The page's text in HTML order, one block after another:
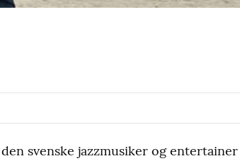
svenske jazzmusiker og entertainer